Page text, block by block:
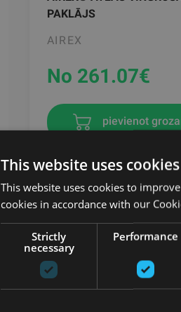
PAKLĀJS
AIREX
No 261.07€
pievienot
This website uses cookies
This website uses cookies to
cookies in accordance with our
Strictly
necessary
Performance